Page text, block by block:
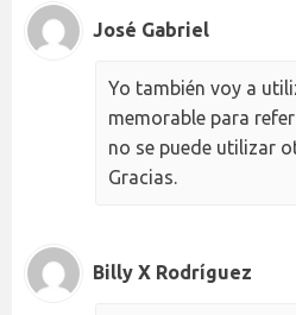
José Gabriel
Yo también voy a
memorable para
no se puede utilizar
Gracias.
Billy X Rodríguez